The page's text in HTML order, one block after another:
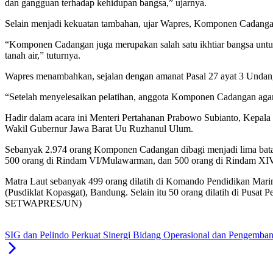
dan gangguan terhadap kehidupan bangsa,” ujarnya.
Selain menjadi kekuatan tambahan, ujar Wapres, Komponen
“Komponen Cadangan juga merupakan salah satu ikhtiar bangsa
tanah air,” tuturnya.
Wapres menambahkan, sejalan dengan amanat Pasal 27 ayat 3
“Setelah menyelesaikan pelatihan, anggota Komponen Cadangan
Hadir dalam acara ini Menteri Pertahanan Prabowo Subianto,
Wakil Gubernur Jawa Barat Uu Ruzhanul Ulum.
Sebanyak 2.974 orang Komponen Cadangan dibagi menjadi lima
500 orang di Rindam VI/Mulawarman, dan 500 orang di Rindam
Matra Laut sebanyak 499 orang dilatih di Komando Pendidikan
(Pusdiklat Kopasgat), Bandung. Selain itu 50 orang dilatih di Pusat
SETWAPRES/UN)
SIG dan Pelindo Perkuat Sinergi Bidang Operasional dan